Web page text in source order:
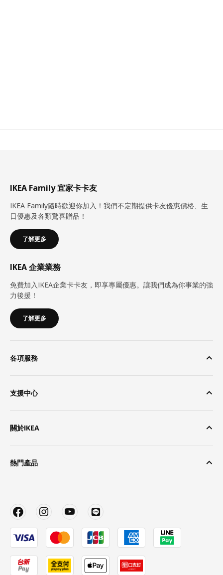
IKEA Family 宜家卡卡友
IKEA Family隨時歡迎你加入！我們不定期提供卡友優惠價格、生
日優惠及各類驚喜贈品！
了解更多
IKEA 企業業務
免費加入IKEA企業卡卡友，即享專屬優惠。讓我們成為你事業的強
力後援！
了解更多
各項服務
支援中心
關於IKEA
熱門產品